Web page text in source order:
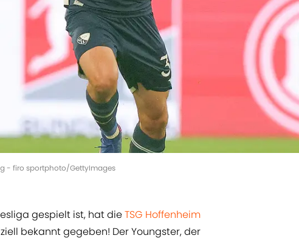
- firo sportphoto/GettyImages
gespielt ist, hat dieTSG Hoffenheim
bekannt gegeben! Der Youngster, der